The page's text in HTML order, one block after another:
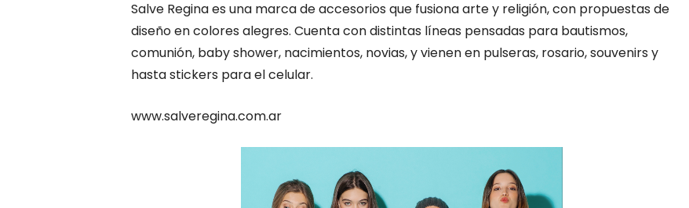
Salve Regina es una marca de accesorios que fusiona arte y religión, con propuestas de
diseño en colores alegres. Cuenta con distintas líneas pensadas para bautismos,
comunión, baby shower, nacimientos, novias, y vienen en pulseras, rosario, souvenirs y
hasta stickers para el celular.
www.salveregina.com.ar